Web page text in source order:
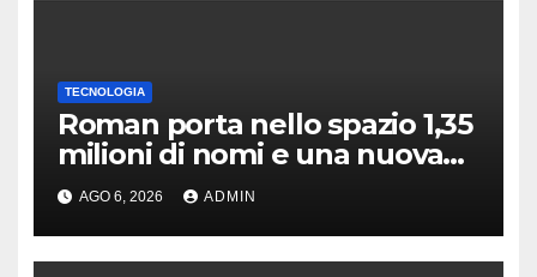
TECNOLOGIA
Roman porta nello spazio 1,35
milioni di nomi e una nuova
astronomia
AGO 6, 2026 ADMIN